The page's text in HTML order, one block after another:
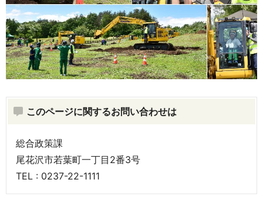
このページに関するお問い合わせは
総合政策課
尾花沢市若葉町一丁目2番3号
TEL : 0237-22-1111